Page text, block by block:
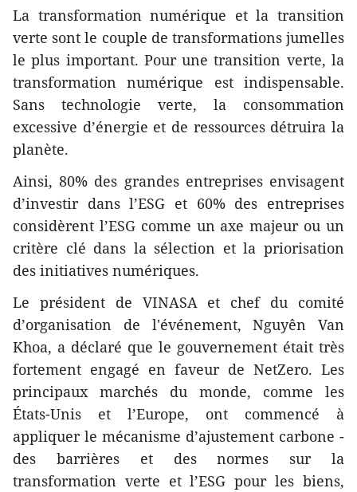
La transformation numérique et la transition
verte sont le couple de transformations jumelles
le plus important. Pour une transition verte, la
transformation numérique est indispensable.
Sans technologie verte, la consommation
excessive d’énergie et de ressources détruira la
planète.
Ainsi, 80% des grandes entreprises envisagent
d’investir dans l’ESG et 60% des entreprises
considèrent l’ESG comme un axe majeur ou un
critère clé dans la sélection et la priorisation
des initiatives numériques.
Le président de VINASA et chef du comité
d’organisation de l'événement, Nguyên Van
Khoa, a déclaré que le gouvernement était très
fortement engagé en faveur de NetZero. Les
principaux marchés du monde, comme les
États-Unis et l’Europe, ont commencé à
appliquer le mécanisme d’ajustement carbone -
des barrières et des normes sur la
transformation verte et l’ESG pour les biens,